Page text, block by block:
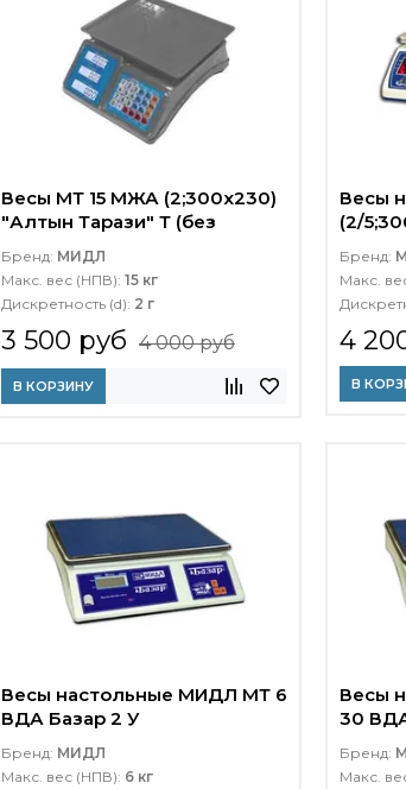
Весы МТ 15 МЖА (2;300x230)
"Алтын Тарази" Т (без
поверки)
Бренд: МИДЛ
Макс. вес (НПВ): 15 кг
Дискретность (d): 2 г
3 500 руб 4 000 руб
В КОРЗИНУ
Весы
(2/
Бренд:
Макс.
4
В
Весы настольные МИДЛ МТ 6
ВДА Базар 2 У
Бренд: МИДЛ
Макс. вес (НПВ): 6 кг
Весы
30
Бренд:
Макс.